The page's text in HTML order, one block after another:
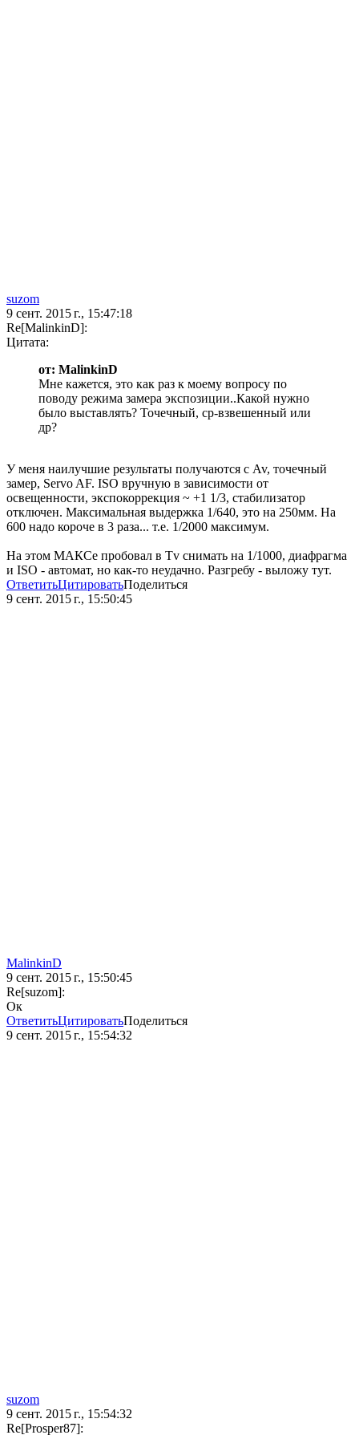
suzom
9 сент. 2015 г., 15:47:18
Re[MalinkinD]:
Цитата:
от: MalinkinD
Мне кажется, это как раз к моему вопросу по
поводу режима замера экспозиции..Какой нужно
было выставлять? Точечный, ср-взвешенный или
др?
У меня наилучшие результаты получаются с Av, точечный
замер, Servo AF. ISO вручную в зависимости от
освещенности, экспокоррекция ~ +1 1/3, стабилизатор
отключен. Максимальная выдержка 1/640, это на 250мм. На
600 надо короче в 3 раза... т.е. 1/2000 максимум.
На этом МАКСе пробовал в Tv снимать на 1/1000, диафрагма
и ISO - автомат, но как-то неудачно. Разгребу - выложу тут.
ОтветитьЦитироватьПоделиться
9 сент. 2015 г., 15:50:45
MalinkinD
9 сент. 2015 г., 15:50:45
Re[suzom]:
Ок
ОтветитьЦитироватьПоделиться
9 сент. 2015 г., 15:54:32
suzom
9 сент. 2015 г., 15:54:32
Re[Prosper87]: